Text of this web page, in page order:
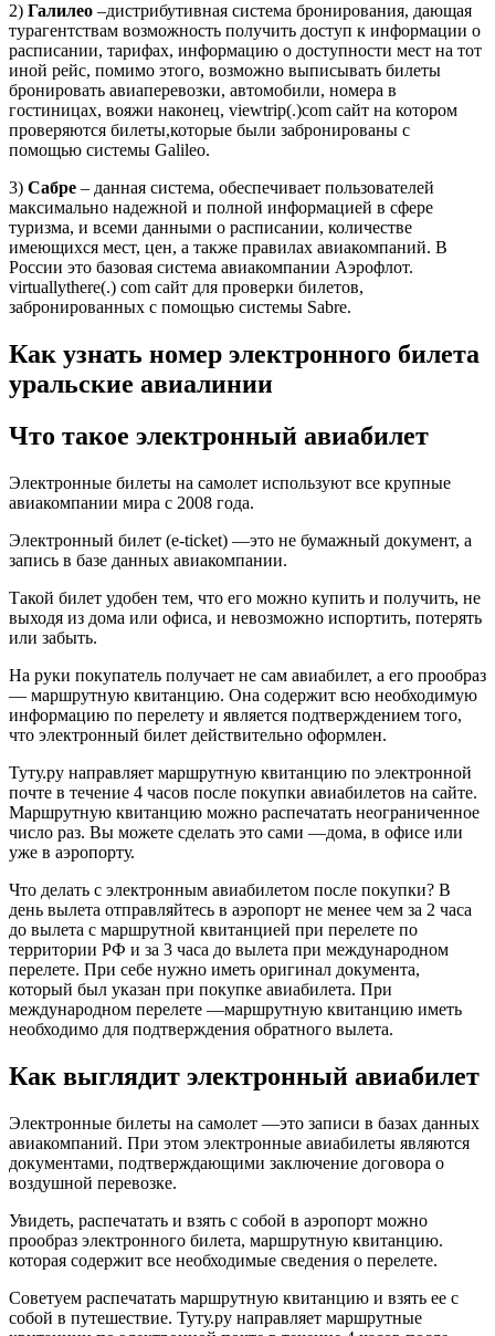
2) Галилео –дистрибутивная система бронирования, дающая
турагентствам возможность получить доступ к информации о
расписании, тарифах, информацию о доступности мест на тот
иной рейс, помимо этого, возможно выписывать билеты
бронировать авиаперевозки, автомобили, номера в
гостиницах, вояжи наконец, viewtrip(.)com сайт на котором
проверяются билеты,которые были забронированы с
помощью системы Galileo.
3) Сабре – данная система, обеспечивает пользователей
максимально надежной и полной информацией в сфере
туризма, и всеми данными о расписании, количестве
имеющихся мест, цен, а также правилах авиакомпаний. В
России это базовая система авиакомпании Аэрофлот.
virtuallythere(.) com сайт для проверки билетов,
забронированных с помощью системы Sabre.
Как узнать номер электронного билета
уральские авиалинии
Что такое электронный авиабилет
Электронные билеты на самолет используют все крупные
авиакомпании мира с 2008 года.
Электронный билет (e-ticket) —это не бумажный документ, а
запись в базе данных авиакомпании.
Такой билет удобен тем, что его можно купить и получить, не
выходя из дома или офиса, и невозможно испортить, потерять
или забыть.
На руки покупатель получает не сам авиабилет, а его прообраз
— маршрутную квитанцию. Она содержит всю необходимую
информацию по перелету и является подтверждением того,
что электронный билет действительно оформлен.
Туту.ру направляет маршрутную квитанцию по электронной
почте в течение 4 часов после покупки авиабилетов на сайте.
Маршрутную квитанцию можно распечатать неограниченное
число раз. Вы можете сделать это сами —дома, в офисе или
уже в аэропорту.
Что делать с электронным авиабилетом после покупки? В
день вылета отправляйтесь в аэропорт не менее чем за 2 часа
до вылета с маршрутной квитанцией при перелете по
территории РФ и за 3 часа до вылета при международном
перелете. При себе нужно иметь оригинал документа,
который был указан при покупке авиабилета. При
международном перелете —маршрутную квитанцию иметь
необходимо для подтверждения обратного вылета.
Как выглядит электронный авиабилет
Электронные билеты на самолет —это записи в базах данных
авиакомпаний. При этом электронные авиабилеты являются
документами, подтверждающими заключение договора о
воздушной перевозке.
Увидеть, распечатать и взять с собой в аэропорт можно
прообраз электронного билета, маршрутную квитанцию.
которая содержит все необходимые сведения о перелете.
Советуем распечатать маршрутную квитанцию и взять ее с
собой в путешествие. Туту.ру направляет маршрутные